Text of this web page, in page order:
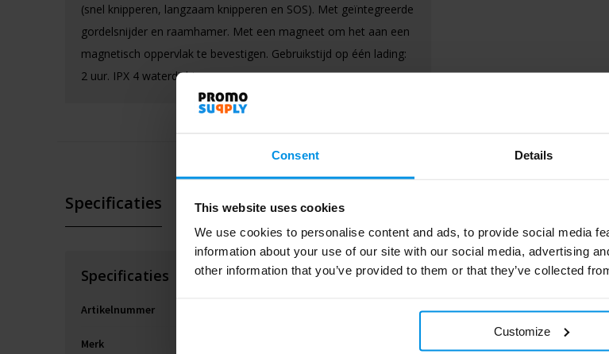
Consent Details
This website uses cookies
We use cookies to personalise content and ads, to provide social media
information about your use of our site with our social media, advertising
other information that you’ve provided to them or that they’ve collected
Customize
(snel knipperen, langzaam knipperen en SOS). Met geïntegreerde
gordelsnijder en raamhamer. Met een magneet om het aan een
magnetisch oppervlak te bevestigen. Gebruikstijd op één lading:
2 uur. IPX 4 waterdicht
Specificaties Product video
Specificaties
Artikelnummer
Merk